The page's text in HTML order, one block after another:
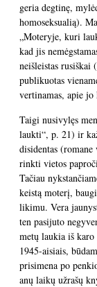
geria degtinę,
homoseksualią).
„Moteryje, kuri
kad jis
neišleistas rusiškai
publikuotas
vertinamas, apie
Taigi nusivylęs
laukti“, p. 21) ir
disidentas
rinkti vietos
Tačiau
keistą moterį,
likimu. Vera
ten pasijuto
metų laukia iš
1945-aisiais,
prisimena po
anų laikų užrašų